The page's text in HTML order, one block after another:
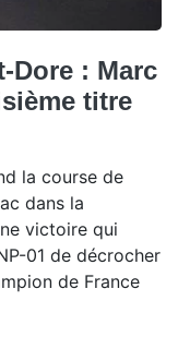
Dore : Marc
titre
la course de
dans la
victoire qui
01 de décrocher
de France